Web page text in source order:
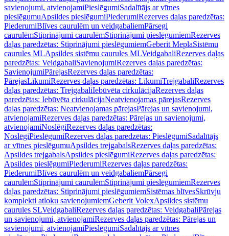
savienojumi, atvienojamiPieslēgumiSadalītājs ar vītnes
pieslēgumuApsildes pieslēgumiPiederumiRezerves daļas paredzētas:
PiederumiBlīves caurulēm un veidgabaliemPārsegi
caurulēmStiprinājumi caurulēmStiprinājumi pieslēgumiemRezerves
daļas paredzētas: Stiprinājumi pieslēgumiemGeberit MeplaSistēmu
caurules MLApsildes sistēmu caurules MLVeidgabaliRezerves daļas
paredzētas: VeidgabaliSavienojumiRezerves daļas paredzētas:
SavienojumiPārejasRezerves daļas paredzētas:
PārejasLīkumiRezerves daļas paredzētas: LīkumiTrejgabaliRezerves
daļas paredzētas: TrejgabaliIebūvēta cirkulācijaRezerves daļas
paredzētas: Iebūvēta cirkulācijaNeatvienojamas pārejasRezerves
daļas paredzētas: Neatvienojamas pārejasPārejas un savienojumi,
atvienojamiRezerves daļas paredzētas: Pārejas un savienojumi,
atvienojamiNoslēgiRezerves daļas paredzētas:
NoslēgiPieslēgumiRezerves daļas paredzētas: PieslēgumiSadalītājs
ar vītnes pieslēgumuApsildes trejgabalsRezerves daļas paredzētas:
Apsildes trejgabalsApsildes pieslēgumiRezerves daļas paredzētas:
Apsildes pieslēgumiPiederumiRezerves daļas paredzētas:
PiederumiBlīves caurulēm un veidgabaliemPārsegi
caurulēmStiprinājumi caurulēmStiprinājumi pieslēgumiemRezerves
daļas paredzētas: Stiprinājumi pieslēgumiemSistēmas blīvesSkrūvju
komplekti atloku savienojumiemGeberit VolexApsildes sistēmu
caurules SLVeidgabaliRezerves daļas paredzētas: VeidgabaliPārejas
un savienojumi, atvienojamiRezerves daļas paredzētas: Pārejas un
savienojumi, atvienojamiPieslēgumiSadalītājs ar vītnes